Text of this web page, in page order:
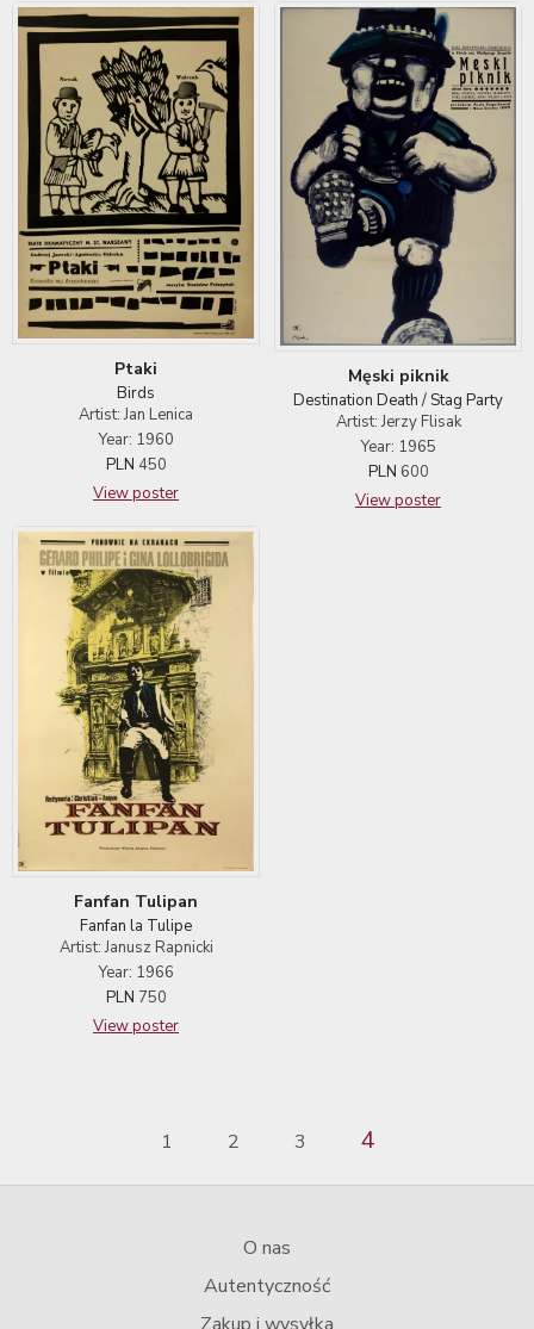
Ptaki
Birds
Artist: Jan Lenica
Year: 1960
PLN 450
View poster
Męski piknik
Destination Death / Stag Party
Artist: Jerzy Flisak
Year: 1965
PLN 600
View poster
Fanfan Tulipan
Fanfan la Tulipe
Artist: Janusz Rapnicki
Year: 1966
PLN 750
View poster
1 2 3 4
O nas
Autentyczność